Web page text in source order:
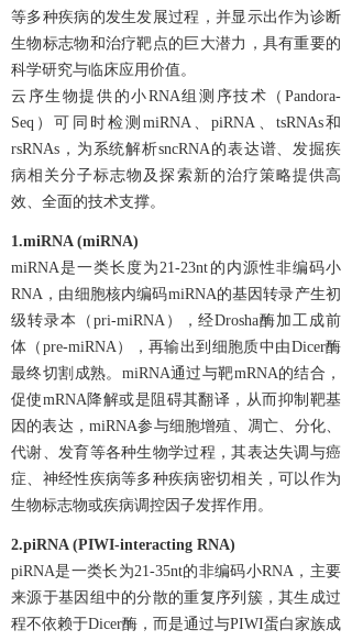
等多种疾病的发生发展过程，并显示出作为诊断
生物标志物和治疗靶点的巨大潜力，具有重要的
科学研究与临床应用价值。
云序生物提供的小RNA组测序技术（Pandora-
Seq）可同时检测miRNA、piRNA、tsRNAs和
rsRNAs，为系统解析sncRNA的表达谱、发掘疾
病相关分子标志物及探索新的治疗策略提供高
效、全面的技术支撑。
1.miRNA (miRNA)
miRNA是一类长度为21-23nt的内源性非编码小
RNA，由细胞核内编码miRNA的基因转录产生初
级转录本（pri-miRNA），经Drosha酶加工成前
体（pre-miRNA），再输出到细胞质中由Dicer酶
最终切割成熟。miRNA通过与靶mRNA的结合，
促使mRNA降解或是阻碍其翻译，从而抑制靶基
因的表达，miRNA参与细胞增殖、凋亡、分化、
代谢、发育等各种生物学过程，其表达失调与癌
症、神经性疾病等多种疾病密切相关，可以作为
生物标志物或疾病调控因子发挥作用。
2.piRNA (PIWI-interacting RNA)
piRNA是一类长为21-35nt的非编码小RNA，主要
来源于基因组中的分散的重复序列簇，其生成过
程不依赖于Dicer酶，而是通过与PIWI蛋白家族成